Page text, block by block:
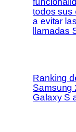
todos sus
a evitar
llamadas
Ranking
Samsung
Galaxy S